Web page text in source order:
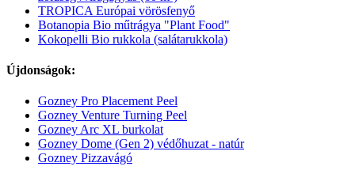
TROPICA Európai vörösfenyő
Botanopia Bio műtrágya "Plant Food"
Kokopelli Bio rukkola (salátarukkola)
Újdonságok:
Gozney Pro Placement Peel
Gozney Venture Turning Peel
Gozney Arc XL burkolat
Gozney Dome (Gen 2) védőhuzat - natúr
Gozney Pizzavágó